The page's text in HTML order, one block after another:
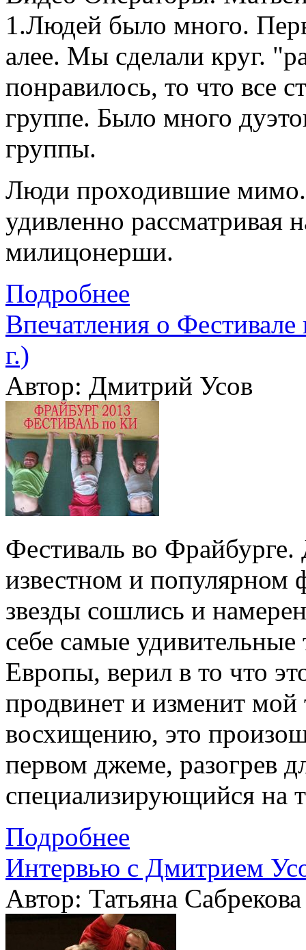
1.Людей было много.
алее. Мы сделали круг.
понравилось, то что все
группе. Было много
группы.
Люди проходившие мимо.
удивленно рассматривая
милицонерши.
Подробнее
Впечатления о
г.)
Автор: Дмитрий Усов
Фестиваль во
известном и популярном
звезды сошлись и
себе самые
Европы, верил в то что
продвинет и изменит
восхищению, это
первом джеме, разогрев
специализирующийся на
Подробнее
Интервью с Дмитрием
Автор: Татьяна Сабрекова